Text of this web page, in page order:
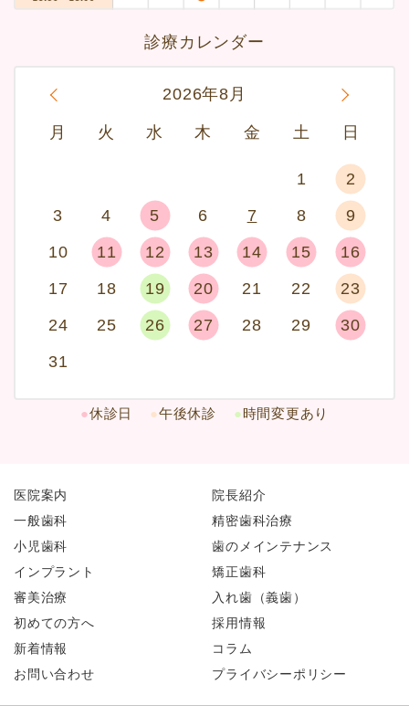
診療カレンダー
2026年8月 »
月 火 水 木 金 土 日
1
2
3
4 5 6 7 8
9
10
11 12 13 14 15
16
17
18 19 20 21 22
23
24
25 26 27 28 29
30
31
●休診日 ●午後休診 ●時間変更あり
医院案内
院長紹介
一般歯科
精密歯科治療
小児歯科
歯のメインテナンス
インプラント
矯正歯科
審美治療
入れ歯（義歯）
初めての方へ
採用情報
新着情報
コラム
お問い合わせ
プライバシーポリシー